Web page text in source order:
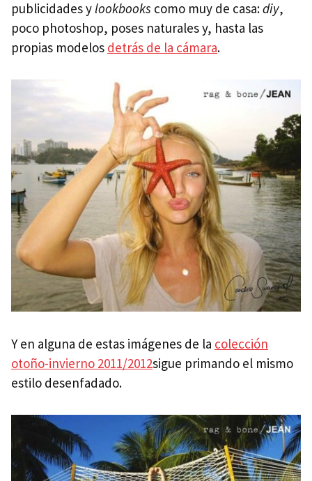
publicidades ylookbooks como muy de casa:diy,
poco photoshop, poses naturales y, hasta las
propias modelos detrás de la cámara.
Y en alguna de estas imágenes de la colección
otoño-invierno 2011/2012sigue primando el mismo
estilo desenfadado.